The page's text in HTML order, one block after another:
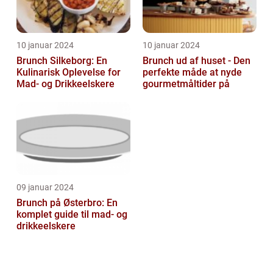
10 januar 2024
Brunch Silkeborg: En
Kulinarisk Oplevelse for
Mad- og Drikkeelskere
10 januar 2024
Brunch ud af huset - Den
perfekte måde at nyde
gourmetmåltider på
09 januar 2024
Brunch på Østerbro: En
komplet guide til mad- og
drikkeelskere